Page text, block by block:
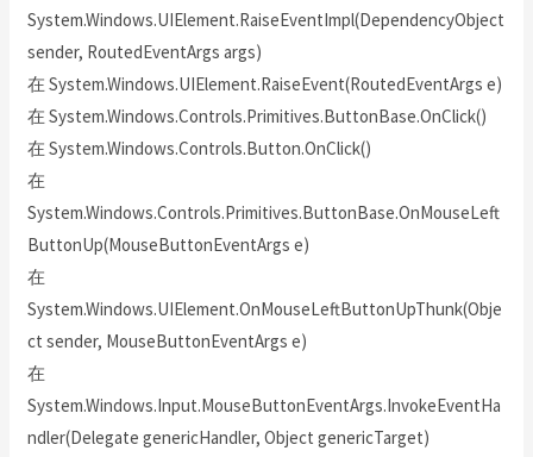
System.Windows.UIElement.RaiseEventImpl(DependencyObject
sender, RoutedEventArgs args)
在 System.Windows.UIElement.RaiseEvent(RoutedEventArgs e)
在 System.Windows.Controls.Primitives.ButtonBase.OnClick()
在 System.Windows.Controls.Button.OnClick()
在
System.Windows.Controls.Primitives.ButtonBase.OnMouseLeft
ButtonUp(MouseButtonEventArgs e)
在
System.Windows.UIElement.OnMouseLeftButtonUpThunk(Obje
ct sender, MouseButtonEventArgs e)
在
System.Windows.Input.MouseButtonEventArgs.InvokeEventHa
ndler(Delegate genericHandler, Object genericTarget)